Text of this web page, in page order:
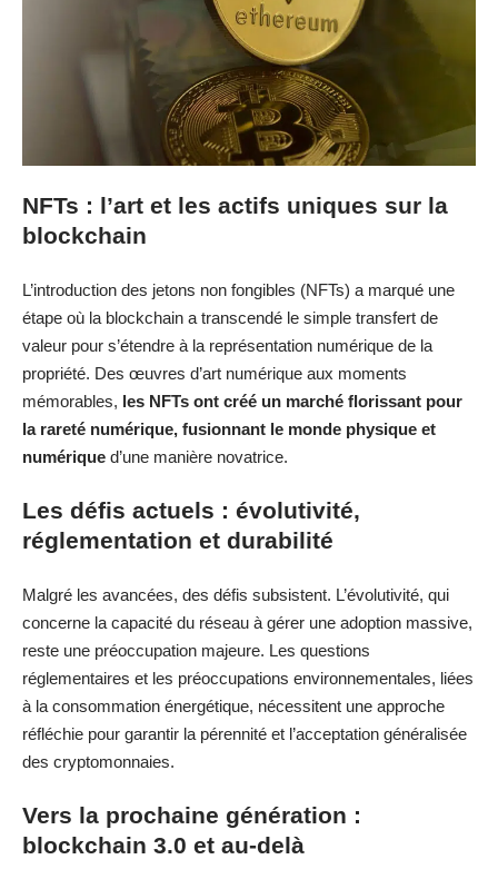
NFTs : l’art et les actifs uniques sur la
blockchain
L’introduction des jetons non fongibles (NFTs) a marqué une
étape où la blockchain a transcendé le simple transfert de
valeur pour s’étendre à la représentation numérique de la
propriété. Des œuvres d’art numérique aux moments
mémorables, les NFTs ont créé un marché florissant pour
la rareté numérique, fusionnant le monde physique et
numérique d’une manière novatrice.
Les défis actuels : évolutivité,
réglementation et durabilité
Malgré les avancées, des défis subsistent. L’évolutivité, qui
concerne la capacité du réseau à gérer une adoption massive,
reste une préoccupation majeure. Les questions
réglementaires et les préoccupations environnementales, liées
à la consommation énergétique, nécessitent une approche
réfléchie pour garantir la pérennité et l’acceptation généralisée
des cryptomonnaies.
Vers la prochaine génération :
blockchain 3.0 et au-delà